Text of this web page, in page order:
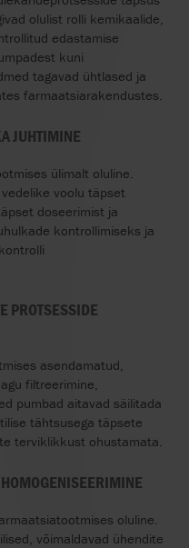
olulist rolli kemikaalide,
edastamise
kuni
tagavad ühtlased ja
farmaatsiarakendustes.
JUHTIMINE
ülimalt oluline.
voolu täpset
doseerimist ja
kontrollimiseks ja
PROTSESSIDE
asendamatud,
filtreerimine,
pumbad aitavad säilitada
tähtsusega täpsete
terviklikkust ohustamata.
oluline.
võimaldavad ühendite